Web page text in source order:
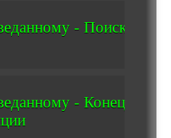
- Поиск
- Конец